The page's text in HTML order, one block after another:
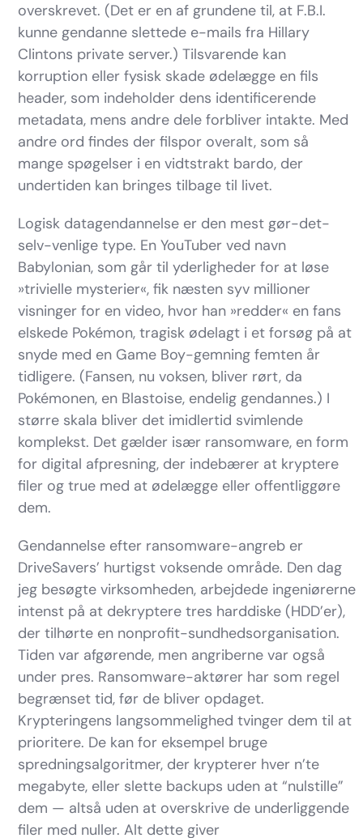
overskrevet. (Det er en af grundene til, at F.B.I.
kunne gendanne slettede e-mails fra Hillary
Clintons private server.) Tilsvarende kan
korruption eller fysisk skade ødelægge en fils
header, som indeholder dens identificerende
metadata, mens andre dele forbliver intakte. Med
andre ord findes der filspor overalt, som så
mange spøgelser i en vidtstrakt bardo, der
undertiden kan bringes tilbage til livet.
Logisk datagendannelse er den mest gør-det-
selv-venlige type. En YouTuber ved navn
Babylonian, som går til yderligheder for at løse
»trivielle mysterier«, fik næsten syv millioner
visninger for en video, hvor han »redder« en fans
elskede Pokémon, tragisk ødelagt i et forsøg på at
snyde med en Game Boy-gemning femten år
tidligere. (Fansen, nu voksen, bliver rørt, da
Pokémonen, en Blastoise, endelig gendannes.) I
større skala bliver det imidlertid svimlende
komplekst. Det gælder især ransomware, en form
for digital afpresning, der indebærer at kryptere
filer og true med at ødelægge eller offentliggøre
dem.
Gendannelse efter ransomware-angreb er
DriveSavers’ hurtigst voksende område. Den dag
jeg besøgte virksomheden, arbejdede ingeniørerne
intenst på at dekryptere tres harddiske (HDD’er),
der tilhørte en nonprofit-sundhedsorganisation.
Tiden var afgørende, men angriberne var også
under pres. Ransomware-aktører har som regel
begrænset tid, før de bliver opdaget.
Krypteringens langsommelighed tvinger dem til at
prioritere. De kan for eksempel bruge
spredningsalgoritmer, der krypterer hver n’te
megabyte, eller slette backups uden at “nulstille”
dem — altså uden at overskrive de underliggende
filer med nuller. Alt dette giver